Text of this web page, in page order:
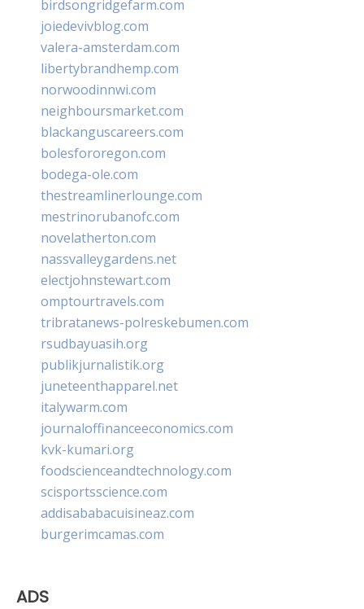
birdsongridgefarm.com
joiedevivblog.com
valera-amsterdam.com
libertybrandhemp.com
norwoodinnwi.com
neighboursmarket.com
blackanguscareers.com
bolesfororegon.com
bodega-ole.com
thestreamlinerlounge.com
mestrinorubanofc.com
novelatherton.com
nassvalleygardens.net
electjohnstewart.com
omptourtravels.com
tribratanews-polreskebumen.com
rsudbayuasih.org
publikjurnalistik.org
juneteenthapparel.net
italywarm.com
journaloffinanceeconomics.com
kvk-kumari.org
foodscienceandtechnology.com
scisportsscience.com
addisababacuisineaz.com
burgerimcamas.com
ADS